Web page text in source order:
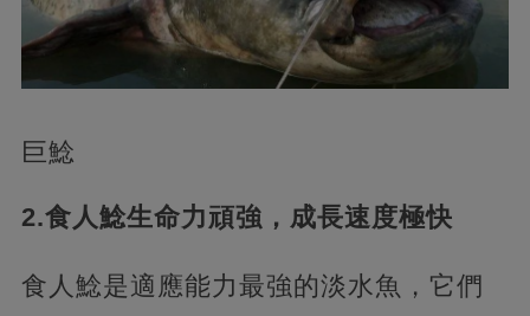
巨鯰
2.食人鯰生命力頑強，成長速度極快
食人鯰是適應能力最強的淡水魚，它們